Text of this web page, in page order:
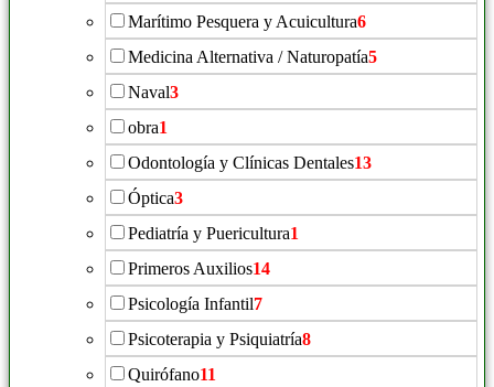
Marítimo Pesquera y Acuicultura6
Medicina Alternativa / Naturopatía5
Naval3
obra1
Odontología y Clínicas Dentales13
Óptica3
Pediatría y Puericultura1
Primeros Auxilios14
Psicología Infantil7
Psicoterapia y Psiquiatría8
Quirófano11